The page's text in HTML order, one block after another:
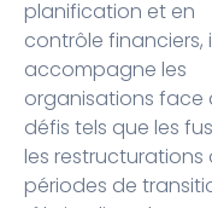
planification et en
contrôle financiers,
accompagne les
organisations face
défis tels que les
les restructurations
périodes de